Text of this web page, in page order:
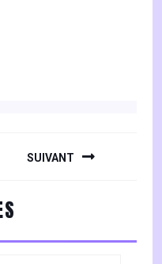
SUIVANT